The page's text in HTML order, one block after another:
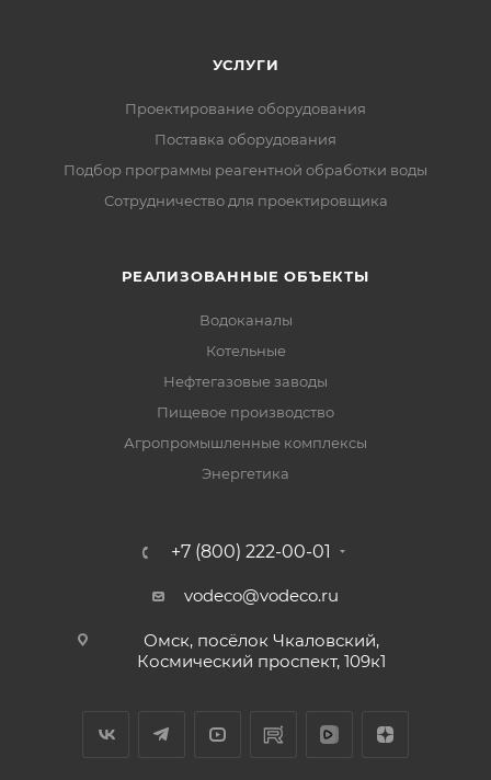
УСЛУГИ
Проектирование оборудования
Поставка оборудования
Подбор программы реагентной обработки воды
Сотрудничество для проектировщика
РЕАЛИЗОВАННЫЕ ОБЪЕКТЫ
Водоканалы
Котельные
Нефтегазовые заводы
Пищевое производство
Агропромышленные комплексы
Энергетика
+7 (800) 222-00-01
vodeco@vodeco.ru
Омск, посёлок Чкаловский,
Космический проспект, 109к1